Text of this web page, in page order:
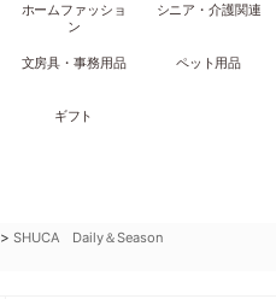
ホームファッショ
ン
シニア・介護関連
文房具・事務用品 ペット用品
ギフト
>SHUCA Daily＆Season